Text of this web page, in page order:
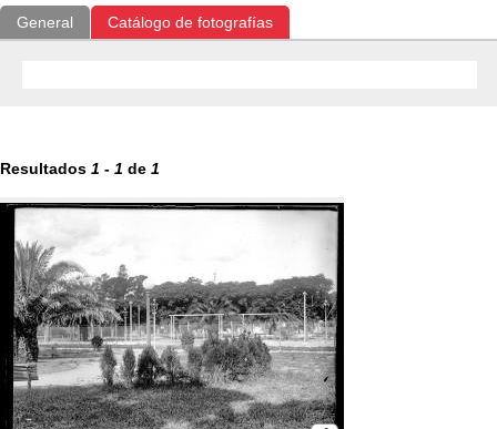
General Catálogo de fotografías
Resultados 1 - 1 de 1